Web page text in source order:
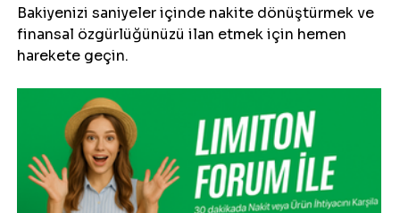
Bakiyenizi saniyeler içinde nakite dönüştürmek ve
finansal özgürlüğünüzü ilan etmek için hemen
harekete geçin.